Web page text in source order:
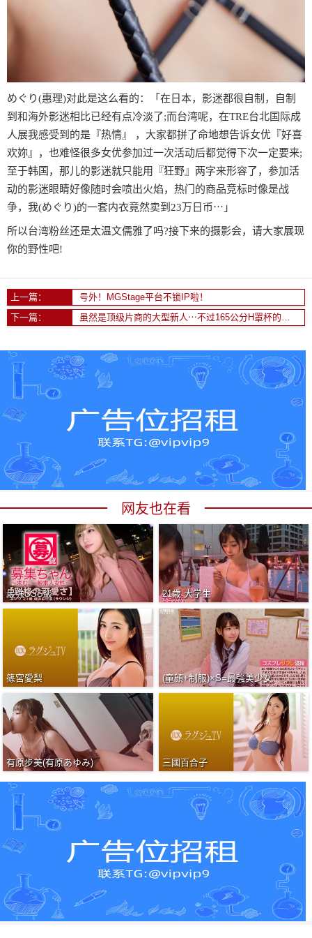
めぐり(惠理)对此是这么看的：「在日本，影迷都很自制，自制
到和海外影迷相比已经有点冷淡了;而台湾呢，在TRE台北国际成
人展我感受到的是『热情』 ，大家都拼了命地想告诉女优『好喜
欢妳』，也难怪很多女优参加过一次活动后都觉得下次一定要来;
至于韩国，那儿的影迷就只能用『狂野』两字来形容了，参加活
动的影迷眼睛好像随时会喷出火焰，热门的商品竞标时像是战
争，我(めぐり)的一套内衣竟然卖到23万日币⋯」
所以台湾粉丝还是太温文儒雅了吗?接下来的摄影会，请大家展现
你的野性吧!
上一篇：
号外！MGStage平台不锁IP啦！
下一篇：
网友也在看
最強SSS級 21歳 大学生
篠宮愛梨 (童顔+制服)×S=最強美少女
有原步美(有原あゆみ) 三國百合子